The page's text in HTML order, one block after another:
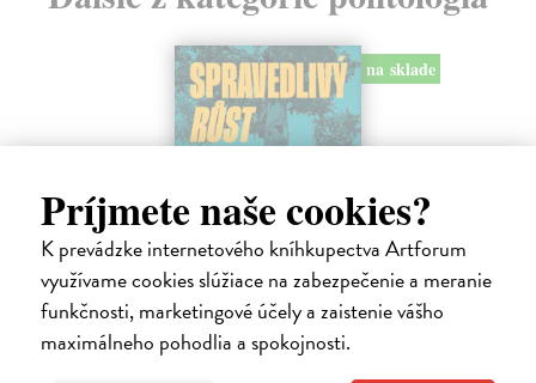
Príjmete naše cookies?
K prevádzke internetového kníhkupectva Artforum
využívame cookies slúžiace na zabezpečenie a meranie
funkčnosti, marketingové účely a zaistenie vášho
maximálneho pohodlia a spokojnosti.
na sklade
Spravedlivý růst